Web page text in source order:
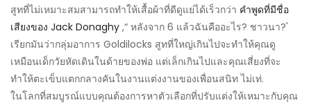
สูทที่ไม่เหมาะสมสามารถทำให้เสื้อผ้าที่ดีดูแย่ได้เร็วกว่า คำพูดที่มีชื่อ
เสียงของ Jack Donaghy ,“ หลังจาก 6 แล้วฉันคืออะไร? ชาวนา?'
เรียกมันว่ากลุ่มอาการ Goldilocks สูทที่ใหญ่เกินไปจะทำให้คุณดู
เหมือนเด็กวัยหัดเดินในด้ายของพ่อ แต่เล็กเกินไปและคุณเสี่ยงที่จะ
ทำให้ตะเข็บแตกกลางคันในงานแต่งงานของเพื่อนสนิท ไม่เท่.
ในโลกที่สมบูรณ์แบบคุณต้องการหาตัวเลือกที่ปรับแต่งให้เหมาะกับคุณ